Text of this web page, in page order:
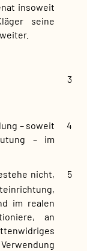
insoweit
seine
3
4
– soweit
– im
5
nicht,
im realen
an